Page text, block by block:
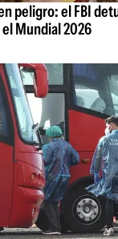
peligro: el FBI
Mundial 2026